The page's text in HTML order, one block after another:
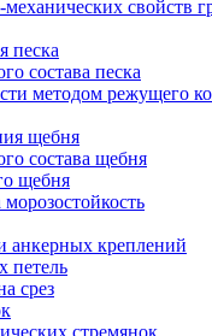
свойств
песка
состава песка
методом режущего
щебня
состава щебня
щебня
анкерных креплений
петель
срез
стремянок